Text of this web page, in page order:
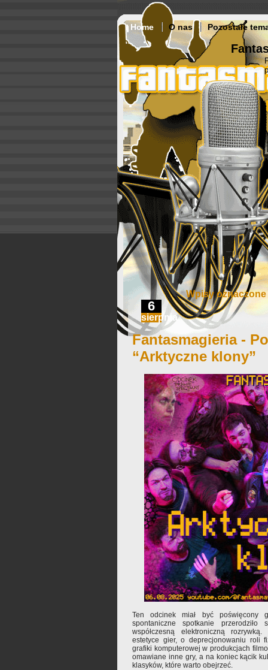
Home O nas Pozostałe
Wpisy oznaczone
6
sierpnia
Fantasmagieria -
“Arktyczne klony”
Ten odcinek miał być poświęcony
spontaniczne spotkanie
współczesną elektroniczną
estetyce gier, o deprecjonowaniu roli
grafiki komputerowej w produkcjach
omawiane inne gry, a na koniec kącik
klasyków, które warto obejrzeć.